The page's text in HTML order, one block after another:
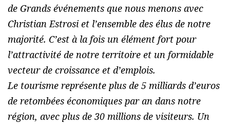
de Grands événements que nous menons avec
Christian Estrosi et l’ensemble des élus de notre
majorité. C’est à la fois un élément fort pour
l’attractivité de notre territoire et un formidable
vecteur de croissance et d’emplois.
Le tourisme représente plus de 5 milliards d’euros
de retombées économiques par an dans notre
région, avec plus de 30 millions de visiteurs. Un